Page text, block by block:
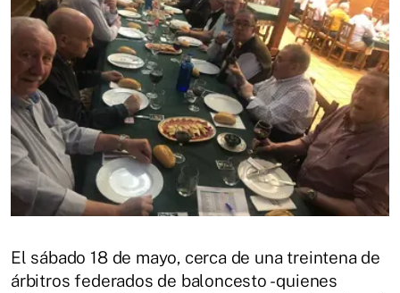
El sábado 18 de mayo, cerca de una treintena de
árbitros federados de baloncesto - quienes